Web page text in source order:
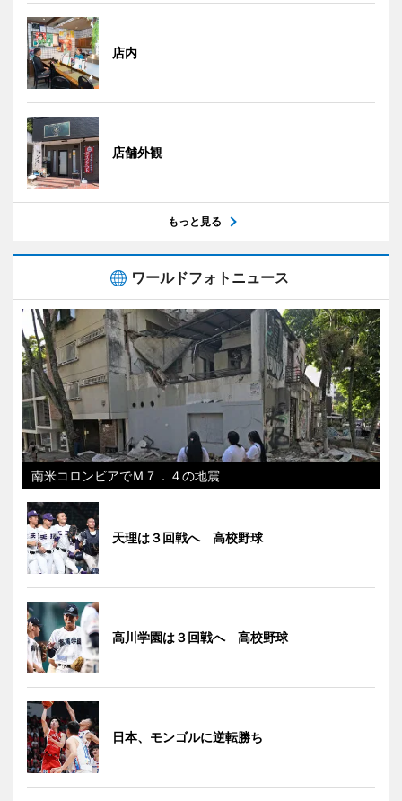
店内
店舗外観
もっと見る
ワールドフォトニュース
南米コロンビアでＭ７．４の地震
天理は３回戦へ 高校野球
高川学園は３回戦へ 高校野球
日本、モンゴルに逆転勝ち